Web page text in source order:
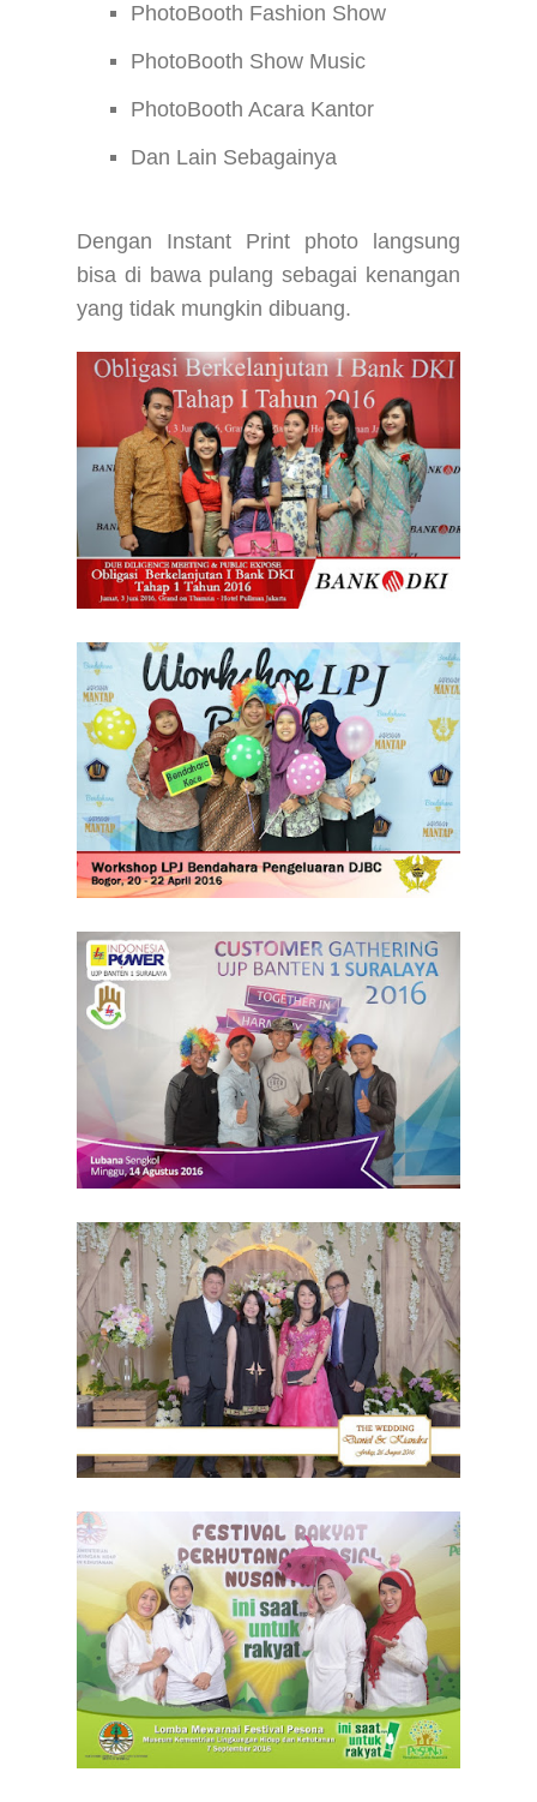
PhotoBooth Fashion Show
PhotoBooth Show Music
PhotoBooth Acara Kantor
Dan Lain Sebagainya
Dengan Instant Print photo langsung
bisa di bawa pulang sebagai kenangan
yang tidak mungkin dibuang.